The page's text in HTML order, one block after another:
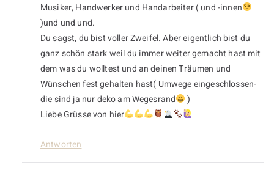
Musiker, Handwerker und Handarbeiter ( und -innen
)und und und.
Du sagst, du bist voller Zweifel. Aber eigentlich bist du
ganz schön stark weil du immer weiter gemacht hast mit
dem was du wolltest und an deinen Träumen und
Wünschen fest gehalten hast( Umwege eingeschlossen-
die sind ja nur deko am Wegesrand
)
Liebe Grüsse von hier
Antworten